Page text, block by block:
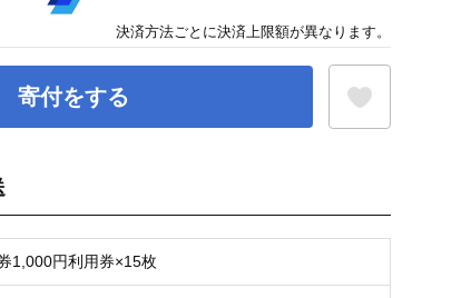
寄付をする
1,000円利用券×15枚
決済方法ごとに決済上限額が異なります。